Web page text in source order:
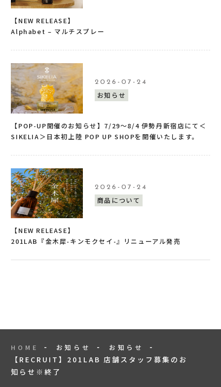
【NEW RELEASE】
Alphabet – マルチスプレー
2026-07-24
お知らせ
【POP-UP開催のお知らせ】7/29〜8/4 伊勢丹新宿店にて＜
SIKELIA＞日本初上陸 POP UP SHOPを開催いたします。
2026-07-24
商品について
【NEW RELEASE】
201LAB『金木犀-キンモクセイ-』リニューアル発売
HOME お知らせ お知らせ
【RECRUIT】201LAB 店舗スタッフ募集のお
知らせ※終了